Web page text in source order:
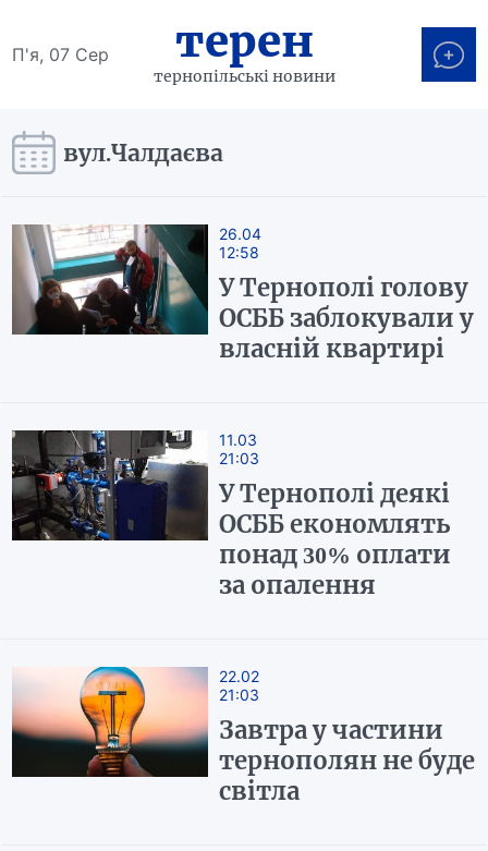
П'я, 07 Сер терен
тернопільські новини
вул.Чалдаєва
26.04
12:58
У Тернополі голову
ОСББ заблокували у
власній квартирі
11.03
21:03
У Тернополі деякі
ОСББ економлять
понад 30% оплати
за опалення
22.02
21:03
Завтра у частини
тернополян не буде
світла